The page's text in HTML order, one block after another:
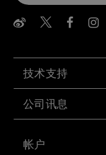
帐户
技术支持
公司讯息
Belkin